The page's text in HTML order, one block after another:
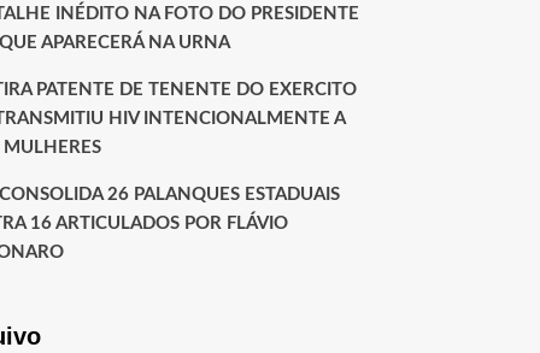
INÉDITO NA FOTO DO PRESIDENTE
APARECERÁ NA URNA
PATENTE DE TENENTE DO EXERCITO
HIV INTENCIONALMENTE A
MULHERES
26 PALANQUES ESTADUAIS
16 ARTICULADOS POR FLÁVIO